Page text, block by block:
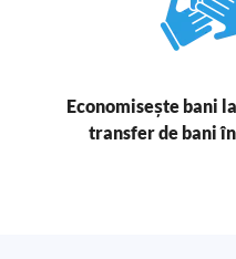
Economisește bani
transfer de bani